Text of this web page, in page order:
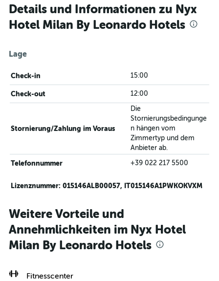
Details und Informationen zu Nyx
Hotel Milan By Leonardo Hotels
Lage
Check-in 15:00
Check-out 12:00
Stornierung/Zahlung im Voraus
Die
Stornierungsbedingunge
n hängen vom
Zimmertyp und dem
Anbieter ab.
Telefonnummer +39 022 217 5500
Lizenznummer: 015146ALB00057, IT015146A1PWKOKVXM
Weitere Vorteile und
Annehmlichkeiten im Nyx Hotel
Milan By Leonardo Hotels
Fitnesscenter